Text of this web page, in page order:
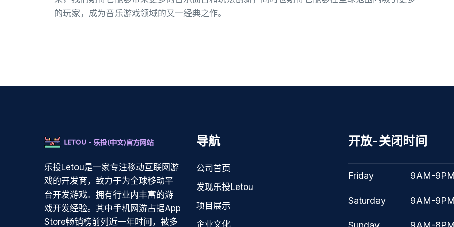
的玩家，成为音乐游戏领域的又一经典之作。
乐投Letou是一家专注移动互联网游
戏的开发商，致力于为全球移动平
台开发游戏。拥有行业内丰富的游
戏开发经验。其中手机网游占据App
Store畅销榜前列近一年时间，被多
导航
公司首页
发现乐投Letou
项目展示
企业文化
开放-关闭时间
Friday 9AM-9PM
Saturday 9AM-9PM